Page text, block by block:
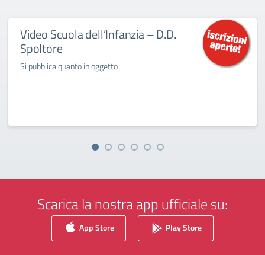
Video Scuola dell’Infanzia – D.D.
Spoltore
Si pubblica quanto in oggetto
Scarica la nostra app ufficiale su:
App Store Play Store